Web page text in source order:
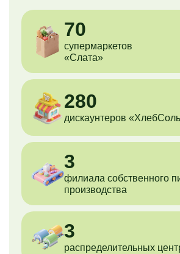
70
супермаркетов
«Слата»
280
дискаунтеров
3
филиала cобственного
производства
3
распределительных